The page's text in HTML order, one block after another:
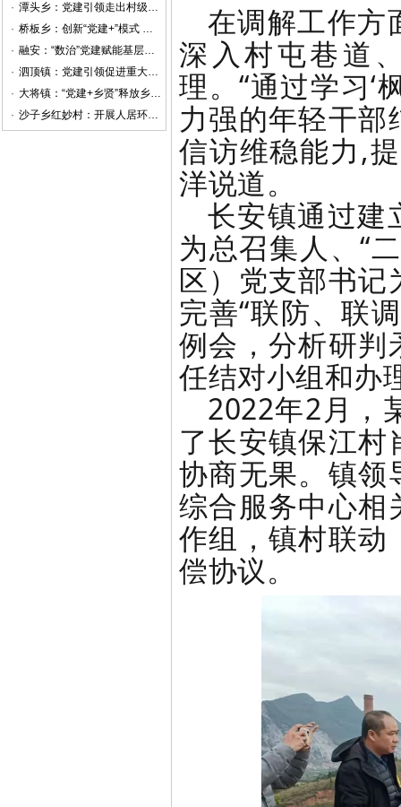
·
潭头乡：党建引领走出村级集体经济新“稻”路
·
桥板乡：创新“党建+”模式 赋能乡村振兴
·
融安：“数治”党建赋能基层治理
·
泗顶镇：党建引领促进重大项目建设提质增效
·
大将镇：“党建+乡贤”释放乡村治理新动能
·
沙子乡红妙村：开展人居环境整治提升专项行动
在调解工作方
深入村屯巷道
理。“通过学习‘
力强的年轻干
信访维稳能力,
洋说道。
长安镇通过建
为总召集人、“
区）党支部书
完善“联防、联
例会，分析研判
任结对小组和办
2022年2月，
了长安镇保江
协商无果。镇领
综合服务中心相
作组，镇村联动
偿协议。